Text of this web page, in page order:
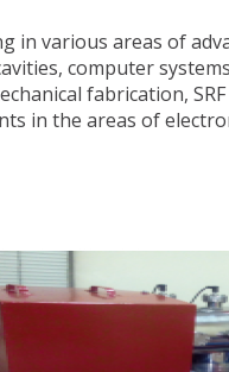
in various areas of
computer
fabrication,
in the areas of